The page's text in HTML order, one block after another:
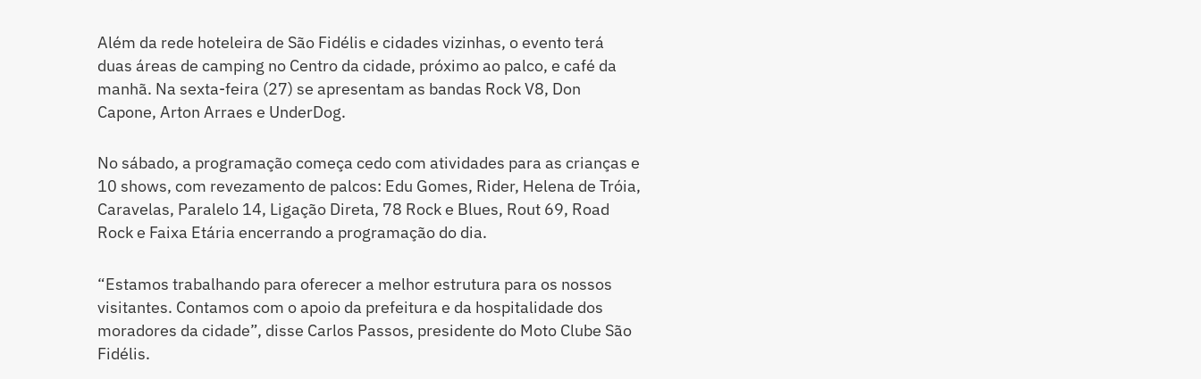
Além da rede hoteleira de São Fidélis e cidades vizinhas, o evento terá
duas áreas de camping no Centro da cidade, próximo ao palco, e café da
manhã. Na sexta-feira (27) se apresentam as bandas Rock V8, Don
Capone, Arton Arraes e UnderDog.
No sábado, a programação começa cedo com atividades para as crianças e
10 shows, com revezamento de palcos: Edu Gomes, Rider, Helena de Tróia,
Caravelas, Paralelo 14, Ligação Direta, 78 Rock e Blues, Rout 69, Road
Rock e Faixa Etária encerrando a programação do dia.
“Estamos trabalhando para oferecer a melhor estrutura para os nossos
visitantes. Contamos com o apoio da prefeitura e da hospitalidade dos
moradores da cidade”, disse Carlos Passos, presidente do Moto Clube São
Fidélis.